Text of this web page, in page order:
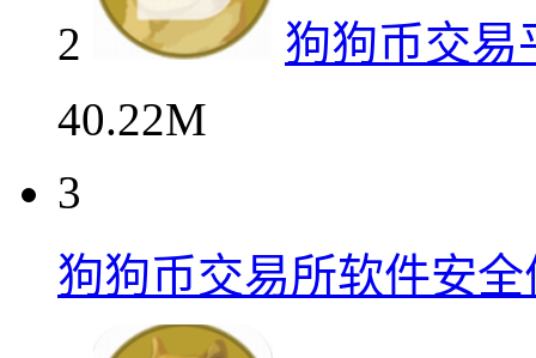
2
狗狗币交易
40.22M
3
狗狗币交易所软件安